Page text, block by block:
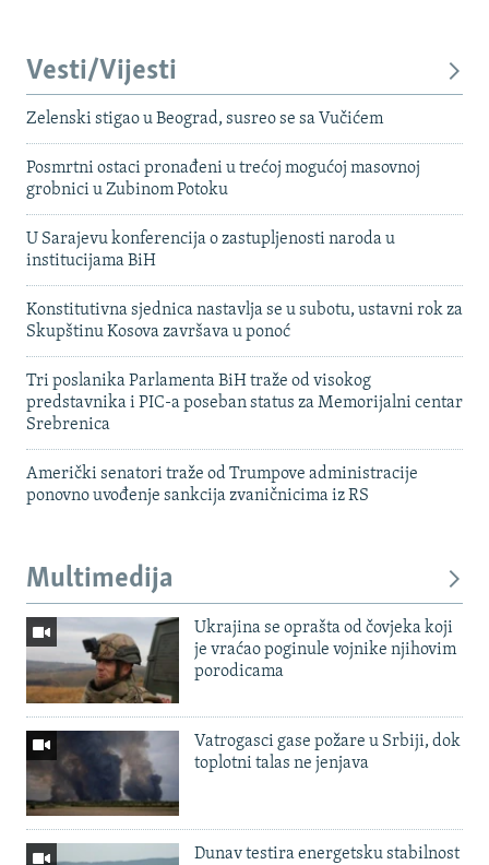
Vesti/Vijesti
Zelenski stigao u Beograd, susreo se sa Vučićem
Posmrtni ostaci pronađeni u trećoj mogućoj masovnoj
grobnici u Zubinom Potoku
U Sarajevu konferencija o zastupljenosti naroda u
institucijama BiH
Konstitutivna sjednica nastavlja se u subotu, ustavni rok za
Skupštinu Kosova završava u ponoć
Tri poslanika Parlamenta BiH traže od visokog
predstavnika i PIC-a poseban status za Memorijalni centar
Srebrenica
Američki senatori traže od Trumpove administracije
ponovno uvođenje sankcija zvaničnicima iz RS
Multimedija
Ukrajina se oprašta od čovjeka koji
je vraćao poginule vojnike njihovim
porodicama
Vatrogasci gase požare u Srbiji, dok
toplotni talas ne jenjava
Dunav testira energetsku stabilnost